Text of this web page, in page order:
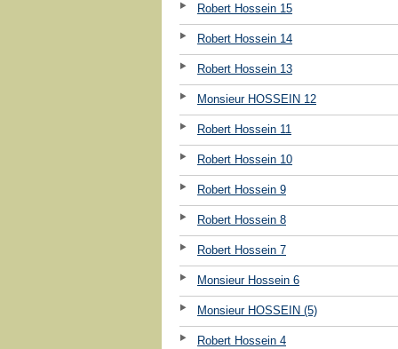
Robert Hossein 15
Robert Hossein 14
Robert Hossein 13
Monsieur HOSSEIN 12
Robert Hossein 11
Robert Hossein 10
Robert Hossein 9
Robert Hossein 8
Robert Hossein 7
Monsieur Hossein 6
Monsieur HOSSEIN (5)
Robert Hossein 4